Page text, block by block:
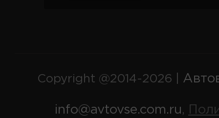
Copyright @2014-2026 |
info@avtovse.com.ru,